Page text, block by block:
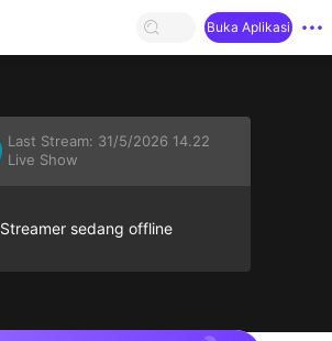
Buka Aplikasi
Last Stream: 31/5/2026 14.22
Live Show
Streamer sedang offline